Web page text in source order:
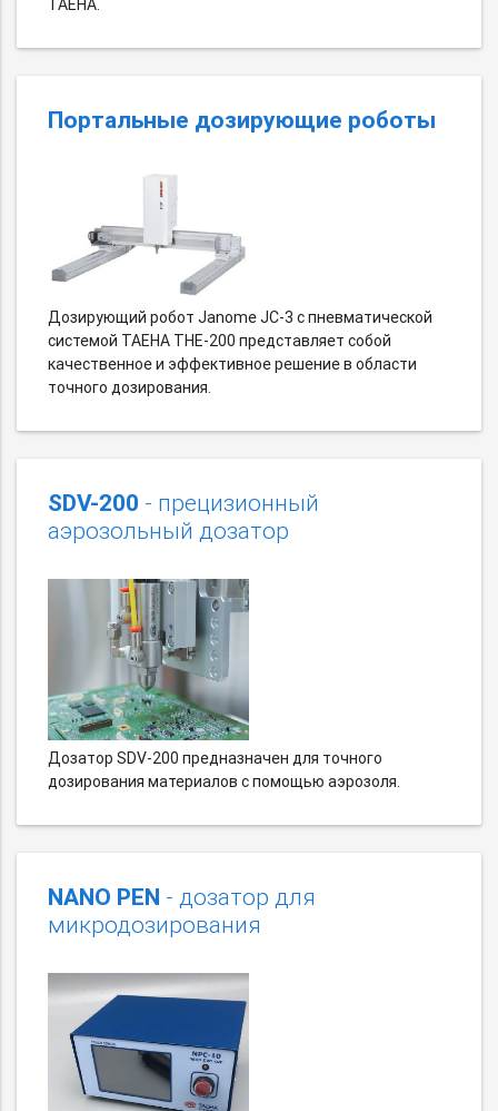
TAEHA.
Портальные дозирующие роботы
Дозирующий робот Janome JC-3 c пневматической
системой TAEHA THE-200 представляет собой
качественное и эффективное решение в области
точного дозирования.
SDV-200 - прецизионный
аэрозольный дозатор
Дозатор SDV-200 предназначен для точного
дозирования материалов с помощью аэрозоля.
NANO PEN - дозатор для
микродозирования